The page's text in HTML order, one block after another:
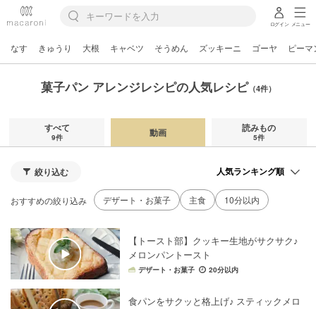
ログイン メニュー
なす きゅうり 大根 キャベツ そうめん ズッキーニ ゴーヤ ピーマ
菓子パン アレンジレシピの人気レシピ （4件）
すべて
9件 動画 読みもの
5件
絞り込む
おすすめの絞り込み デザート・お菓子 主食 10分以内
【トースト部】クッキー生地がサクサク♪
メロンパントースト
デザート・お菓子 20分以内
食パンをサクッと格上げ♪ スティックメロ